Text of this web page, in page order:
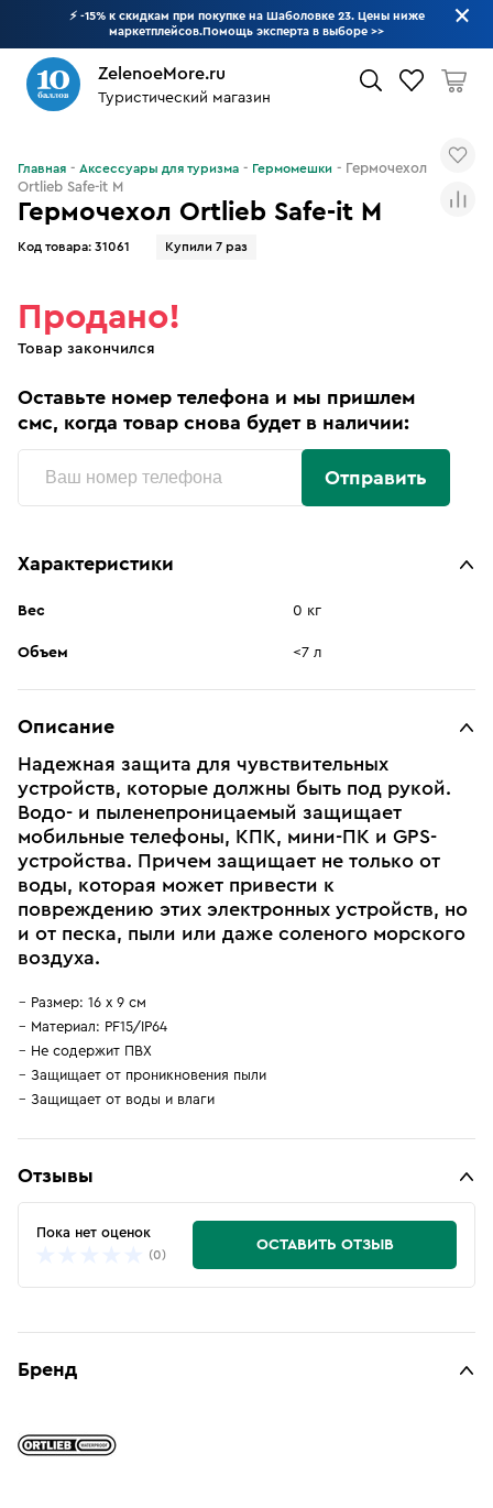
⚡ -15% к скидкам при покупке на Шаболовке 23. Цены ниже
маркетплейсов.Помощь эксперта в выборе >>
ZelenoeMore.ru
Туристический магазин
Гермочехол Ortlieb Safe-it M
Код товара: 31061 Купили 7 раз
Главная Аксессуары для туризма Гермомешки
Гермочехол
Ortlieb Safe-it M
Продано!
Товар закончился
Оставьте номер телефона и мы пришлем
смс, когда товар снова будет в наличии:
Отправить
Характеристики
Вес 0 кг
Объем <7 л
Описание
Надежная защита для чувствительных
устройств, которые должны быть под рукой.
Водо- и пыленепроницаемый защищает
мобильные телефоны, КПК, мини-ПК и GPS-
устройства. Причем защищает не только от
воды, которая может привести к
повреждению этих электронных устройств, но
и от песка, пыли или даже соленого морского
воздуха.
Размер: 16 x 9 см
Материал: PF15/IP64
Не содержит ПВХ
Защищает от проникновения пыли
Защищает от воды и влаги
Отзывы
Пока нет оценок
(0)
ОСТАВИТЬ ОТЗЫВ
Бренд